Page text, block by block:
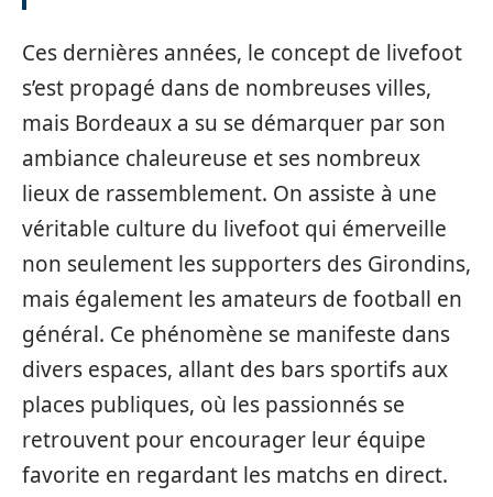
Ces dernières années, le concept de livefoot
s’est propagé dans de nombreuses villes,
mais Bordeaux a su se démarquer par son
ambiance chaleureuse et ses nombreux
lieux de rassemblement. On assiste à une
véritable culture du livefoot qui émerveille
non seulement les supporters des Girondins,
mais également les amateurs de football en
général. Ce phénomène se manifeste dans
divers espaces, allant des bars sportifs aux
places publiques, où les passionnés se
retrouvent pour encourager leur équipe
favorite en regardant les matchs en direct.